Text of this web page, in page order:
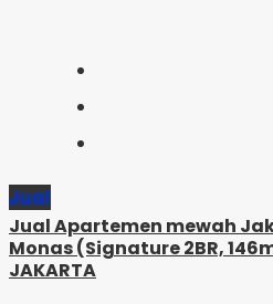
Jual
Jual Apartemen mewah
Monas (Signature 2BR,
JAKARTA